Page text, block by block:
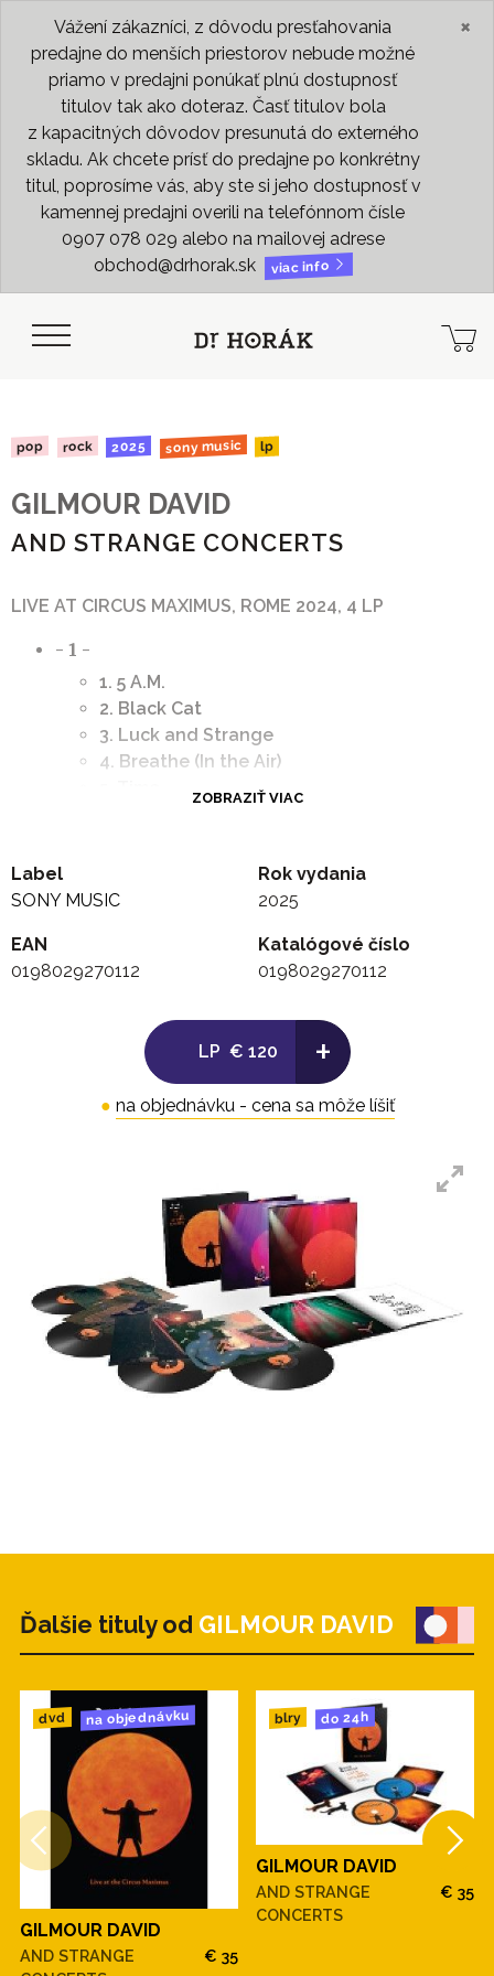
Vážení zákazníci, z dôvodu presťahovania
predajne do menších priestorov nebude možné
priamo v predajni ponúkať plnú dostupnosť
titulov tak ako doteraz. Časť titulov bola
z kapacitných dôvodov presunutá do externého
skladu. Ak chcete prísť do predajne po konkrétny
titul, poprosíme vás, aby ste si jeho dostupnosť v
kamennej predajni overili na telefónnom čísle
0907 078 029 alebo na mailovej adrese
obchod@drhorak.sk
viac info
×
pop rock 2025 sony music lp
GILMOUR DAVID
AND STRANGE CONCERTS
LIVE AT CIRCUS MAXIMUS, ROME 2024, 4 LP
- 1 -
1. 5 A.M.
2. Black Cat
3. Luck and Strange
4. Breathe (In the Air)
2. A Single Spark
5. Between Two Points With Romany
6. High Hopes
1. Sorrow
2. The Piper S Call
5. The Great Gig In the Sky
6. A Boat Lies Waiting
1. Coming Back To Life
2. Dark and Velvet Nights
3. Sings
4. Scattered
5. Comfortably Numb (Encore)
ZOBRAZIŤ VIAC
Label
SONY MUSIC
Rok vydania
2025
EAN
0198029270112
Katalógové číslo
0198029270112
LP € 120 +
● na objednávku - cena sa môže líšiť
Ďalšie tituly od GILMOUR DAVID
dvd na objednávku
GILMOUR DAVID
AND STRANGE
€ 35
blry do 24h
GILMOUR DAVID
AND STRANGE
CONCERTS
€ 35